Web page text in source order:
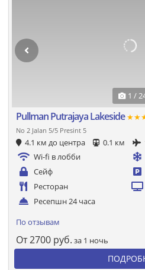
1 /
Pullman Putrajaya Lakeside
No 2 Jalan 5/5 Presint 5
4.1 км до центра 0.1 км
Wi-fi в лобби
Сейф
Ресторан
Ресепшн 24 часа
По отзывам
От2700 руб. за 1 ночь